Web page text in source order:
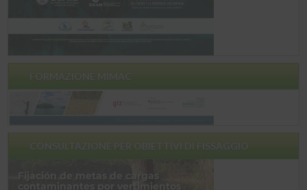
FORMAZIONE MIMAC
CONSULTAZIONE PER OBIETTIVI DI FISSAGGIO